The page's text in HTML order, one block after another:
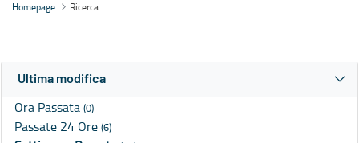
Homepage Ricerca
Ultima modifica
Ora Passata (0)
Passate 24 Ore (6)